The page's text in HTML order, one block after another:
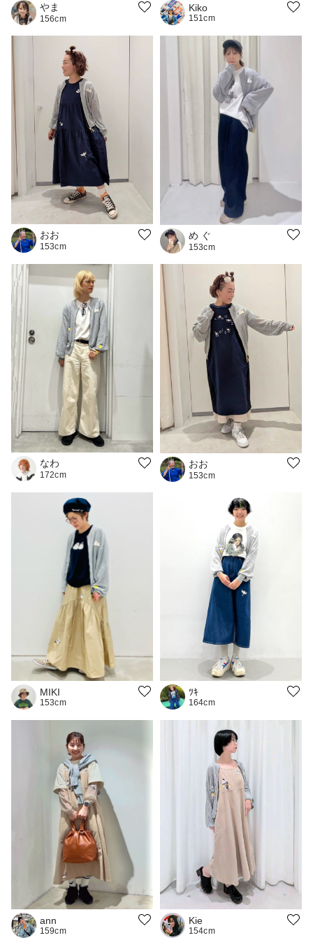
やま
156cm
Kiko
151cm
おお
153cm
め ぐ
153cm
なわ
172cm
おお
153cm
MIKI
153cm
ﾂｷ
164cm
ann
159cm
Kie
154cm